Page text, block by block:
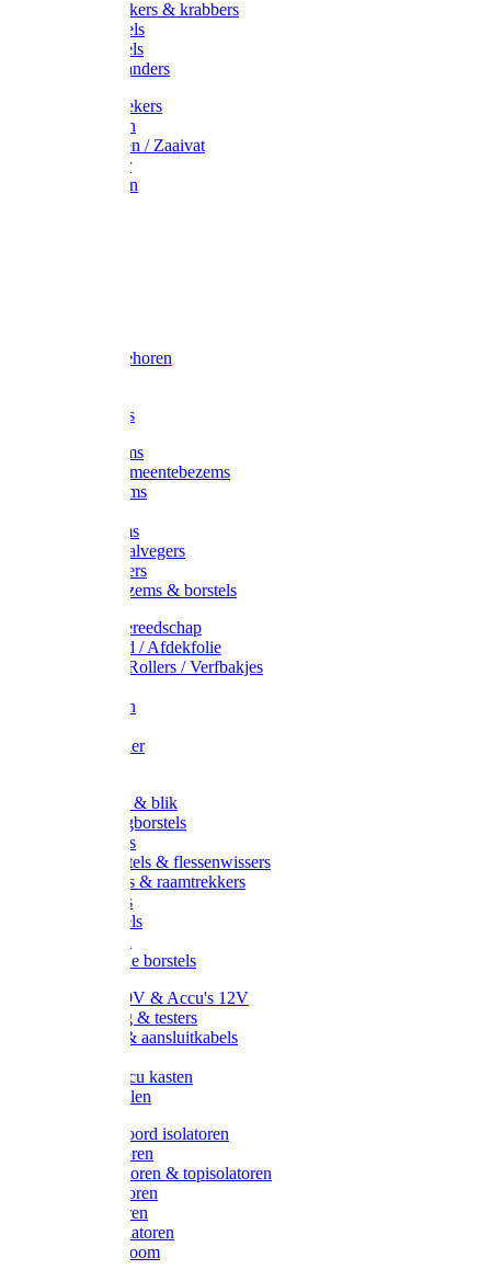
Onkruidstekers & krabbers
Hartschoffels
Ruitschoffels
Onkruidbranders
Graskantstekers
Verticuteren
Strooiwagen / Zaaivat
Grasmaaier
Grasscharen
Slede toebehoren
Composters
Straatbezems
Stads- / Gemeentebezems
Terrasbezems
Gootbezems
Kamer-/Zaalvegers
Vloertrekkers
Onkruidbezems & borstels
Schildersgereedschap
Afplakband / Afdekfolie
Kwasten / Rollers / Verfbakjes
Afdekfoliën
Schuurpapier
Handveger & blik
Voetenveegborstels
Handvegers
Afwasborstels & flessenwissers
Wasborstels & raamtrekkers
Tonborstels
Werkborstels
Hygienische borstels
Batterijen 9V & Accu's 12V
Beveiliging & testers
Kabelsets & aansluitkabels
Metalen accu kasten
Zonnepanelen
Draad & koord isolatoren
Ringisolatoren
Extra isolatoren & topisolatoren
Hoekisolatoren
Lintisolatoren
Afstandisolatoren
Isolatorenboom